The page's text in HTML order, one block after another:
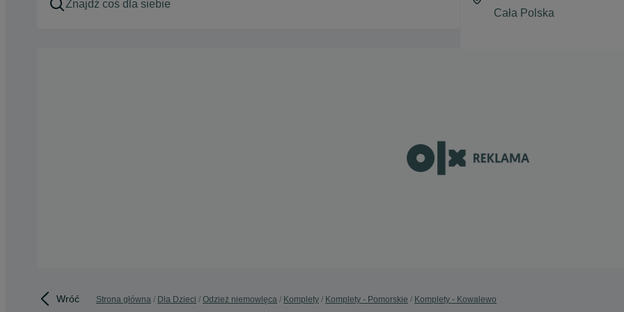
Wróć Strona główna Dla Dzieci Odzież niemowlęca Komplety Komplety - Pomorskie Komplety - Kowalewo